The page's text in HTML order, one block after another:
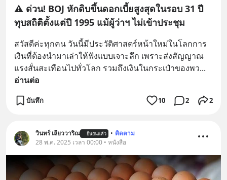
⚠️ ด่วน! BOJ หักดิบขึ้นดอกเบี้ยสูงสุดในรอบ 31 ปี
ทุบสถิติตั้งแต่ปี 1995 แม้ผู้ว่าฯ ไม่เข้าประชุม
สวัสดีค่ะทุกคน วันนี้มีประวัติศาสตร์หน้าใหม่ในโลกการ
เงินที่ต้องนำมาเล่าให้ฟังแบบเจาะลึก เพราะส่งสัญญาณ
แรงสั่นสะเทือนไปทั่วโลก รวมถึงเงินในกระเป๋าของพว
อ่านต่อ
บันทึก 10 2 2
วินทร์ เลียววาริณ ยืนยันแล้ว • ติดตาม
28 พ.ค. 2025 เวลา 00:00 • หนังสือ